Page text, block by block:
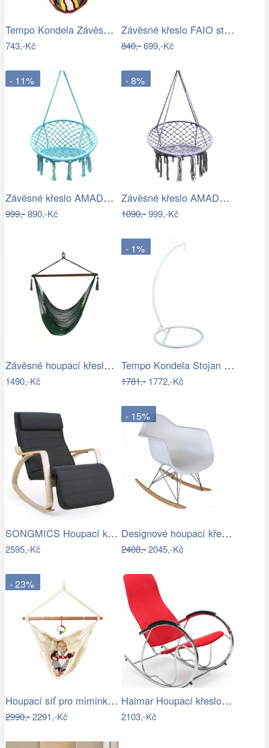
Tempo Kondela Závěsné houpací křeslo…
743,-Kč
Závěsné křeslo FAIO starorůžová
840,-699,-Kč
- 11%
Závěsné křeslo AMADO 2 NEW Tempo Kondela
999,-890,-Kč
- 8%
Závěsné křeslo AMADO 2 NEW Tempo Kondela
1090,-999,-Kč
Závěsné houpací křeslo Bustry,…
1490,-Kč
- 1%
Tempo Kondela Stojan na závěsné houpací…
1781,-1772,-Kč
SONGMICS Houpací křeslo Ben šedé
2595,-Kč
- 15%
Designové houpací křeslo - TK
2408,-2045,-Kč
- 23%
Houpací síť pro miminka La Siesta…
2990,-2291,-Kč
Halmar Houpací křeslo Ben 2 - černé
2103,-Kč